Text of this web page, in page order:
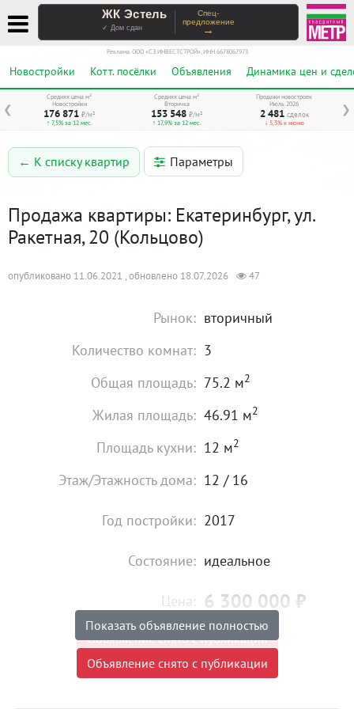
ЖК Эстель
✓ Дом сдан
Спец-
предложение
→
Реклама. ООО «СЗ ИНВЕСТСТРОЙ», ИНН 6678067973
Новостройки Котт. посёлки Объявления Динамика цен и
❮ ❯
Средняя цена м²
Новостройки
176 871 ₽/м²
↑ 7,5% за 12 мес.
Средняя цена м²
Вторичка
153 548 ₽/м²
↑ 17,9% за 12 мес.
Продажи новостроек
Июль 2026
2 481 сделок
↓ 5,3% к июню
← К списку квартир Параметры
Продажа квартиры: Екатеринбург, ул.
Ракетная, 20 (Кольцово)
опубликовано 11.06.2021 , обновлено 18.07.2026 47
Рынок: вторичный
Количество комнат: 3
Общая площадь: 75.2 м2
Жилая площадь: 46.91 м2
Площадь кухни: 12 м2
Этаж/Этажность дома: 12 / 16
Год постройки: 2017
Состояние: идеальное
Цена: 6 300 000 ₽
Объявление снято с публикации
любите выделяться, если вы преуспевающий человек
Показать объявление полностью
Объявление снято с публикации